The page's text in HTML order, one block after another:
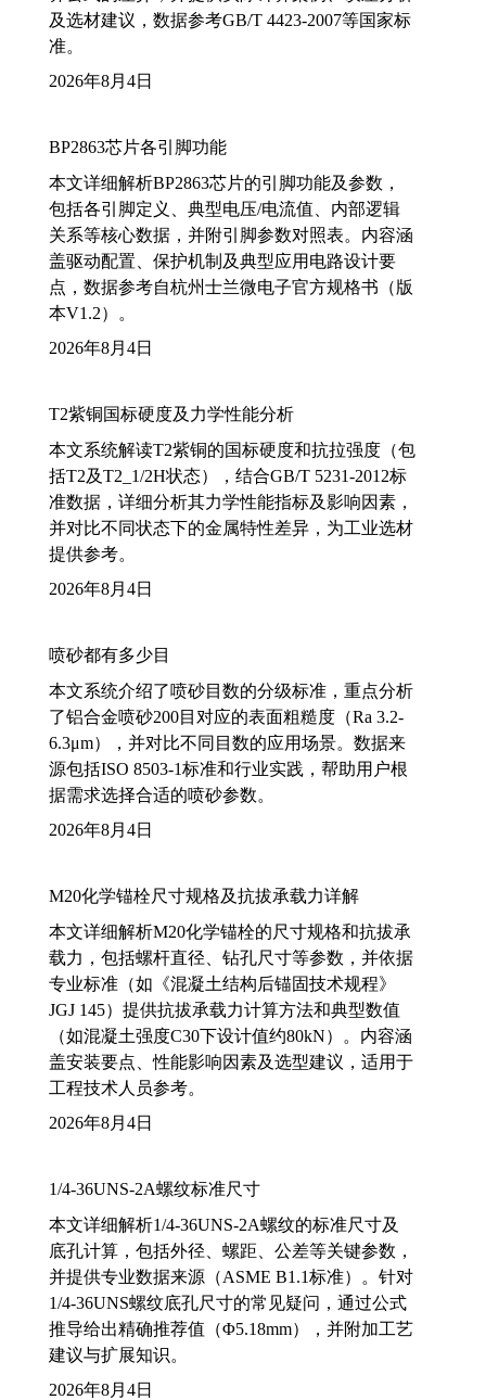
及选材建议，数据参考GB/T 4423-2007等国家标
准。
2026年8月4日
BP2863芯片各引脚功能
本文详细解析BP2863芯片的引脚功能及参数，
包括各引脚定义、典型电压/电流值、内部逻辑
关系等核心数据，并附引脚参数对照表。内容涵
盖驱动配置、保护机制及典型应用电路设计要
点，数据参考自杭州士兰微电子官方规格书（版
本V1.2）。
2026年8月4日
T2紫铜国标硬度及力学性能分析
本文系统解读T2紫铜的国标硬度和抗拉强度（包
括T2及T2_1/2H状态），结合GB/T 5231-2012标
准数据，详细分析其力学性能指标及影响因素，
并对比不同状态下的金属特性差异，为工业选材
提供参考。
2026年8月4日
喷砂都有多少目
本文系统介绍了喷砂目数的分级标准，重点分析
了铝合金喷砂200目对应的表面粗糙度（Ra 3.2-
6.3μm），并对比不同目数的应用场景。数据来
源包括ISO 8503-1标准和行业实践，帮助用户根
据需求选择合适的喷砂参数。
2026年8月4日
M20化学锚栓尺寸规格及抗拔承载力详解
本文详细解析M20化学锚栓的尺寸规格和抗拔承
载力，包括螺杆直径、钻孔尺寸等参数，并依据
专业标准（如《混凝土结构后锚固技术规程》
JGJ 145）提供抗拔承载力计算方法和典型数值
（如混凝土强度C30下设计值约80kN）。内容涵
盖安装要点、性能影响因素及选型建议，适用于
工程技术人员参考。
2026年8月4日
1/4-36UNS-2A螺纹标准尺寸
本文详细解析1/4-36UNS-2A螺纹的标准尺寸及
底孔计算，包括外径、螺距、公差等关键参数，
并提供专业数据来源（ASME B1.1标准）。针对
1/4-36UNS螺纹底孔尺寸的常见疑问，通过公式
推导给出精确推荐值（Φ5.18mm），并附加工艺
建议与扩展知识。
2026年8月4日